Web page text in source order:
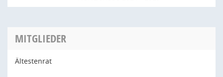
MITGLIEDER
Ältestenrat